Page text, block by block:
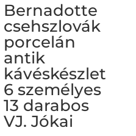
Bernadotte
csehszlovák
porcelán
antik
kávéskészlet
6 személyes
13 darabos
VJ. Jókai